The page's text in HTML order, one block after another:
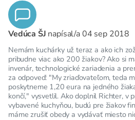
Vedúca ŠJ napísal/a04 sep 2018
Nemám kuchárky už teraz a ako ich
pribudne viac ako 200 žiakov? Ako si
invenár, technologické zariadenia a
za odpoveď: "My zriaďovateľom, teda
poskytneme 1,20 eura na jedného
končí," vysvetlil. Ako doplnil Richter, v
vybavené kuchyňou, budú pre žiakov
máme zrušiť obedy a vydávať miesto